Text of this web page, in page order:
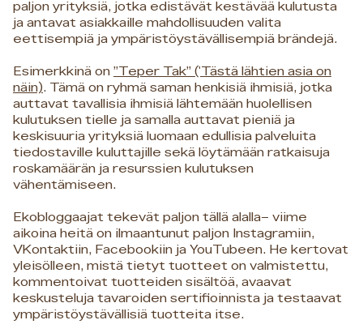
paljon yrityksiä, jotka edistävät kestävää kulutusta
ja antavat asiakkaille mahdollisuuden valita
eettisempiä ja ympäristöystävällisempiä brändejä.
Esimerkkinä on ”Teper Tak” ('Tästä lähtien asia on
näin). Tämä on ryhmä saman henkisiä ihmisiä, jotka
auttavat tavallisia ihmisiä lähtemään huolellisen
kulutuksen tielle ja samalla auttavat pieniä ja
keskisuuria yrityksiä luomaan edullisia palveluita
tiedostaville kuluttajille sekä löytämään ratkaisuja
roskamäärän ja resurssien kulutuksen
vähentämiseen.
Ekobloggaajat tekevät paljon tällä alalla– viime
aikoina heitä on ilmaantunut paljon Instagramiin,
VKontaktiin, Facebookiin ja YouTubeen. He kertovat
yleisölleen, mistä tietyt tuotteet on valmistettu,
kommentoivat tuotteiden sisältöä, avaavat
keskusteluja tavaroiden sertifioinnista ja testaavat
ympäristöystävällisiä tuotteita itse.